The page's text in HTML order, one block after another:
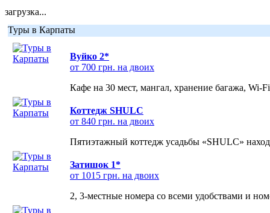
загрузка...
Туры в Карпаты
Вуйко 2*
от 700 грн. на двоих
Кафе на 30 мест, мангал, хранение багажа, Wi-
Коттедж SHULC
от 840 грн. на двоих
Пятиэтажный коттедж усадьбы «SHULC»
Затишок 1*
от 1015 грн. на двоих
2, 3-местные номера со всеми удобствами и